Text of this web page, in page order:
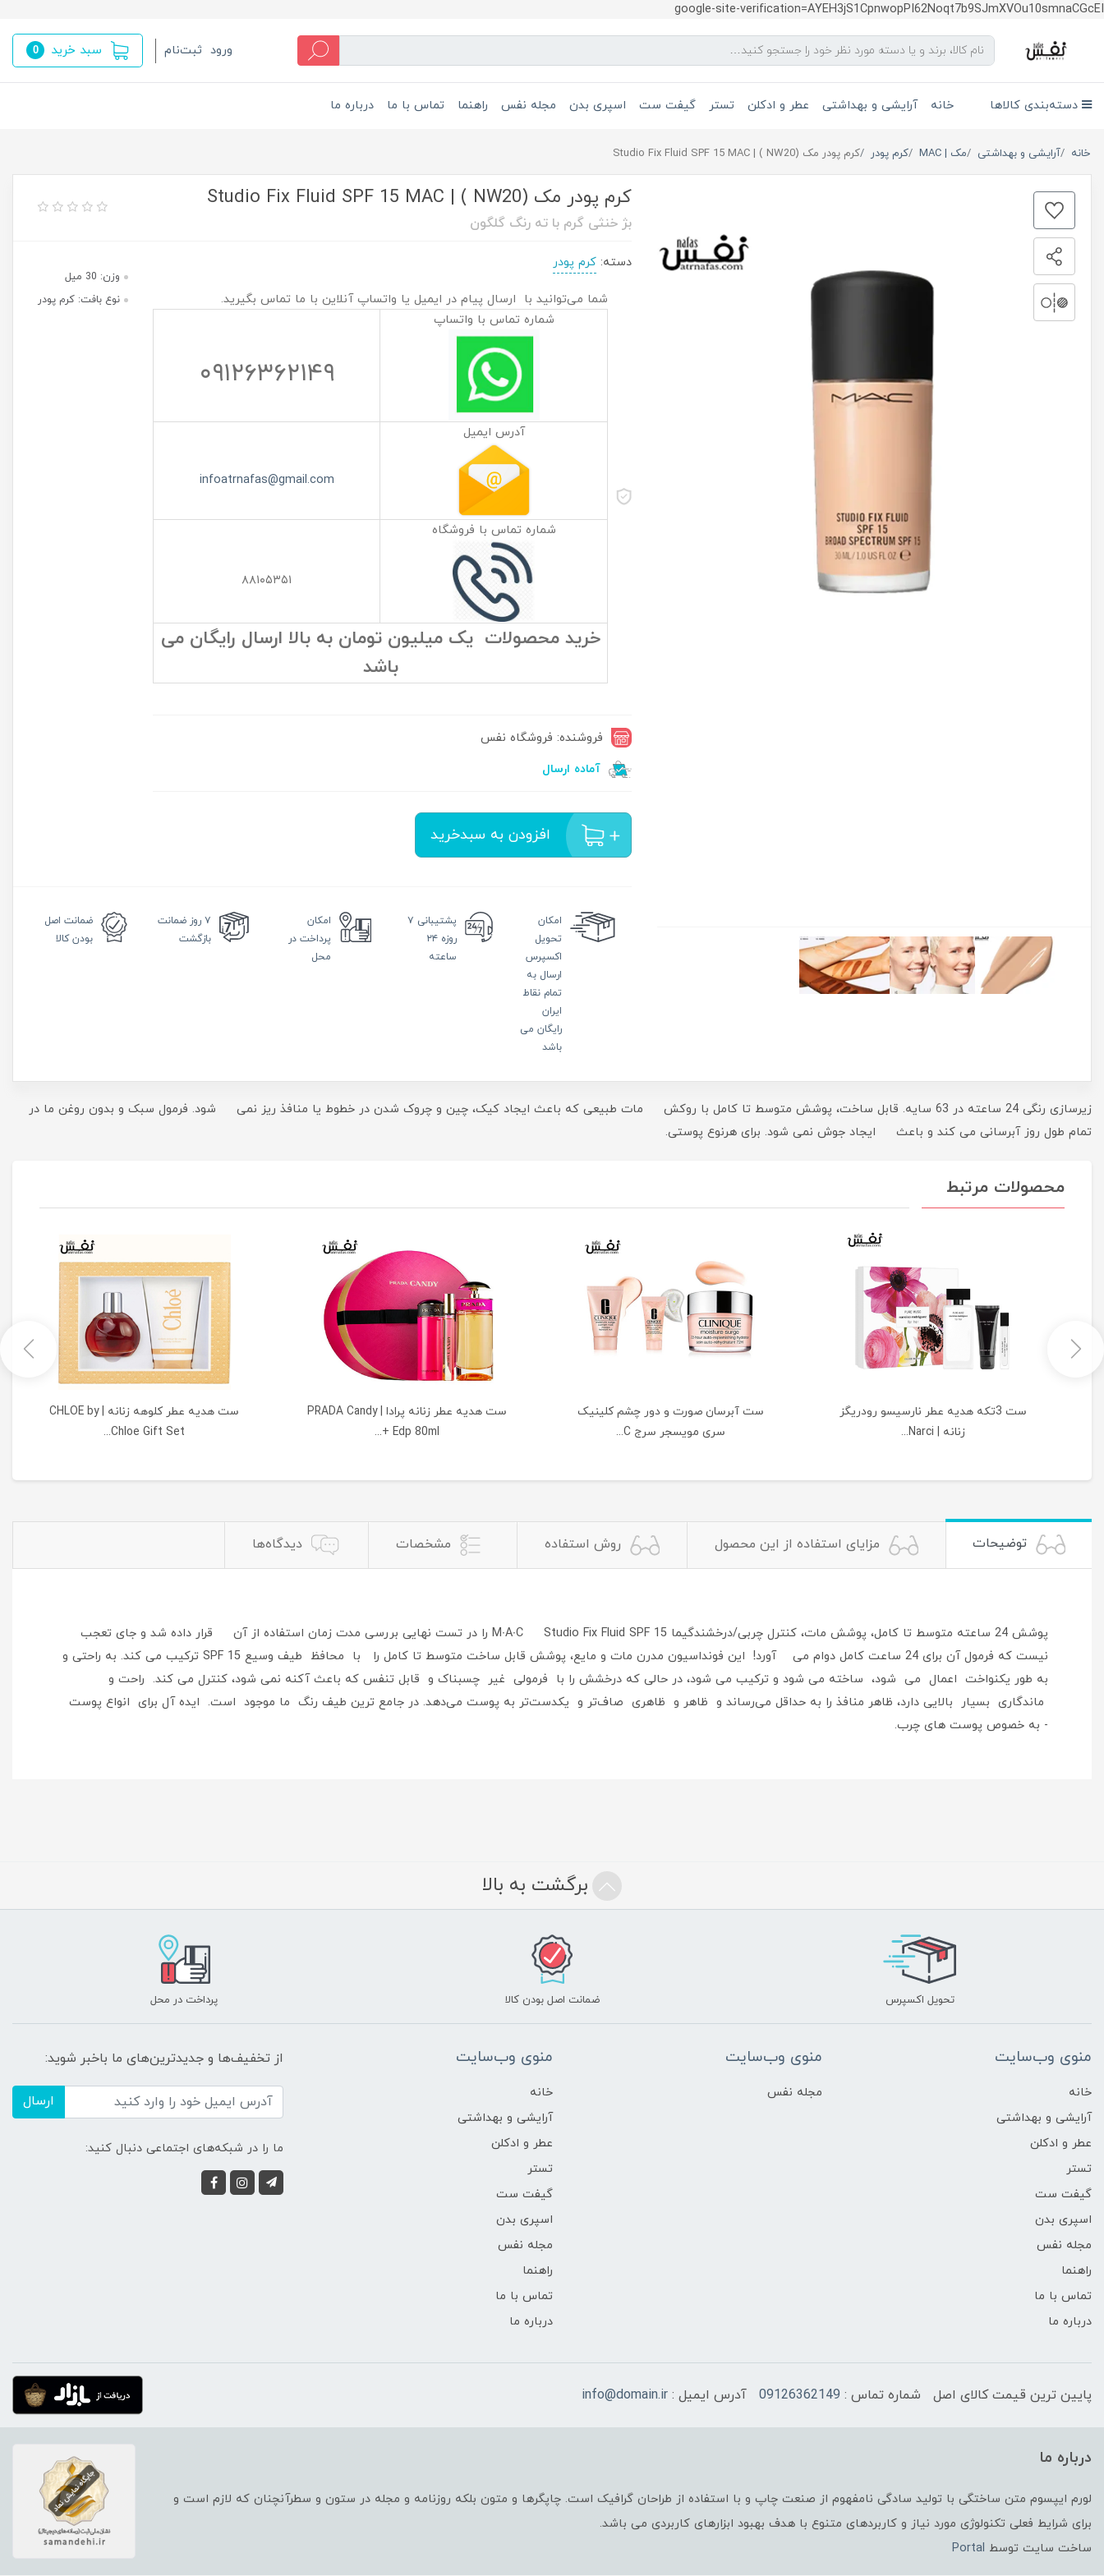
google-site-verification=AYEH3jS1CpnwopPI62Noqt7b9SJmXVOu10smnaCGcEI
ورود ثبت‌نام سبد خرید 0
دسته‌بندی کالاها خانه آرایشی و بهداشتی عطر و ادکلن تستر گیفت ست اسپری بدن مجله نفس راهنما تماس با ما درباره ما
خانه آرایشی و بهداشتی مک | MAC کرم پودر کرم پودر مک (NW20 ) | Studio Fix Fluid SPF 15 MAC
کرم پودر مک (NW20 ) | Studio Fix Fluid SPF 15 MAC
بژ خنثی گرم با ته رنگ گلگون
دسته:کرم پودر
شما می‌توانید با ارسال پیام در ایمیل یا واتساپ آنلاین با ما تماس بگیرید.
شماره تماس با واتساپ
۰۹۱۲۶۳۶۲۱۴۹
آدرس ایمیل
infoatrnafas@gmail.com
شماره تماس با فروشگاه
۸۸۱۰۵۳۵۱
خرید محصولات یک میلیون تومان به بالا ارسال رایگان می
باشد
فروشنده: فروشگاه نفس
آماده ارسال
افزودن به سبدخرید
وزن: 30 میل
نوع بافت: کرم پودر
امکان
تحویل
اکسپرس
ارسال به
تمام نقاط
ایران
رایگان می
باشد
پشتیبانی ۷
روزه ۲۴
ساعته
امکان
پرداخت در
محل
۷ روز
ضمانت
بازگشت
ضمانت اصل
بودن کالا
زیرسازی رنگی 24 ساعته در 63 سایه. قابل ساخت، پوشش متوسط تا کامل با روکش مات طبیعی که باعث ایجاد کیک، چین و چروک شدن در خطوط یا منافذ ریز نمی شود. فرمول سبک و بدون روغن ما در
تمام طول روز آبرسانی می کند و باعث ایجاد جوش نمی شود. برای هرنوع پوستی.
محصولات مرتبط
ست 3تکه هدیه عطر نارسیسو رودریگز
زنانه | Narci...
ست آبرسان صورت و دور چشم کلینیک
سری مویسجر سرج C...
ست هدیه عطر زنانه پرادا | PRADA Candy
Edp 80ml +...
ست هدیه عطر کلوهه زنانه | CHLOE by
Chloe Gift Set...
توضیحات مزایای استفاده از این محصول روش استفاده مشخصات دیدگاه‌ها
پوشش 24 ساعته متوسط تا کامل، پوشش مات، کنترل چربی/درخشندگیما M∙A∙C Studio Fix Fluid SPF 15 را در تست نهایی بررسی مدت زمان استفاده از آن قرار داده شد و جای تعجب
نیست که فرمول آن برای 24 ساعت کامل دوام می آورد! این فونداسیون مدرن مات و مایع، پوشش قابل ساخت متوسط تا کامل را با محافظ طیف وسیع SPF 15 ترکیب می کند. به راحتی و
به طور یکنواخت اعمال می شود، ساخته می شود و ترکیب می شود، در حالی که درخشش را با فرمولی غیر چسبناک و قابل تنفس که باعث آکنه نمی شود، کنترل می کند. راحت و
ماندگاری بسیار بالایی دارد، ظاهر منافذ را به حداقل می‌رساند و ظاهر و ظاهری صاف‌تر و یکدست‌تر به پوست می‌دهد. در جامع ترین طیف رنگ ما موجود است. ایده آل برای انواع پوست
- به خصوص پوست های چرب.
برگشت به بالا
تحویل اکسپرس ضمانت اصل بودن کالا پرداخت در محل
منوی وب‌سایت
خانه
آرایشی و بهداشتی
عطر و ادکلن
تستر
گیفت ست
اسپری بدن
مجله نفس
راهنما
تماس با ما
درباره ما
منوی وب‌سایت
مجله نفس
منوی وب‌سایت
خانه
آرایشی و بهداشتی
عطر و ادکلن
تستر
گیفت ست
اسپری بدن
مجله نفس
راهنما
تماس با ما
درباره ما
از تخفیف‌ها و جدیدترین‌های ما باخبر شوید:
ارسال
ما را در شبکه‌های اجتماعی دنبال کنید:
پایین ترین قیمت کالای اصل شماره تماس : 09126362149 آدرس ایمیل : info@domain.ir
درباره ما
لورم ایپسوم متن ساختگی با تولید سادگی نامفهوم از صنعت چاپ و با استفاده از طراحان گرافیک است. چاپگرها و متون بلکه روزنامه و مجله در ستون و سطرآنچنان که لازم است و
برای شرایط فعلی تکنولوژی مورد نیاز و کاربردهای متنوع با هدف بهبود ابزارهای کاربردی می باشد.
ساخت سایت توسط Portal